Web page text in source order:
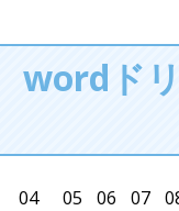
wordド
04 05 06 07